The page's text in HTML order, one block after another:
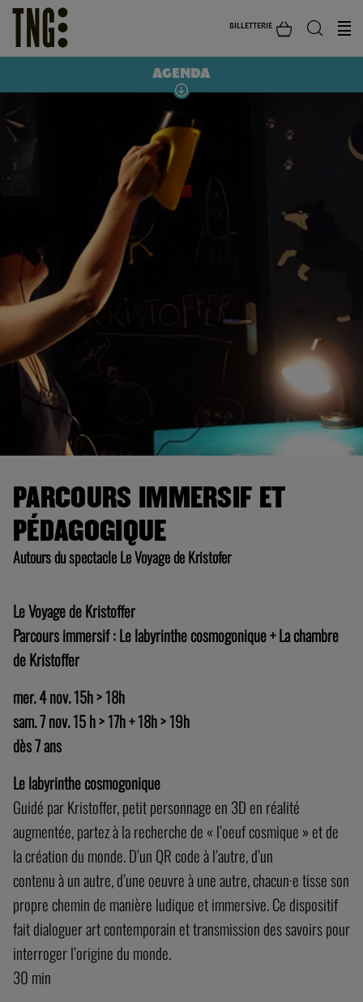
BILLETTERIE
AGENDA
PARCOURS IMMERSIF ET
PÉDAGOGIQUE
Autours du spectacle Le Voyage de Kristofer
Le Voyage de Kristoffer
Parcours immersif : Le labyrinthe cosmogonique + La chambre
de Kristoffer
mer. 4 nov. 15h > 18h
sam. 7 nov. 15 h > 17h + 18h > 19h
dès 7 ans
Le labyrinthe cosmogonique
Guidé par Kristoffer, petit personnage en 3D en réalité
augmentée, partez à la recherche de « l’oeuf cosmique » et de
la création du monde. D’un QR code à l’autre, d’un
contenu à un autre, d’une oeuvre à une autre, chacun·e tisse son
propre chemin de manière ludique et immersive. Ce dispositif
fait dialoguer art contemporain et transmission des savoirs pour
interroger l’origine du monde.
30 min